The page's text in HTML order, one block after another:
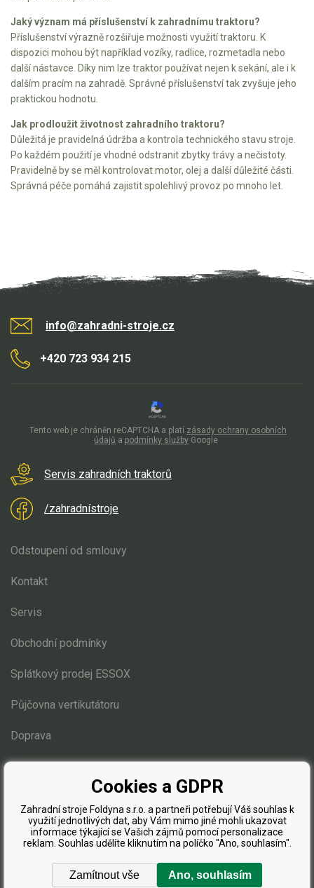
Náhradní díly pro motorové pily
Zahradní traktory
Řetězové pily
Náhradní díly pro křovinořezy
Jaký význam má příslušenství k zahradnímu traktoru?
Příslušenství výrazně rozšiřuje možnosti využití traktoru. K
dispozici mohou být například vozíky, radlice, rozmetadla nebo
další nástavce. Díky nim lze traktor používat nejen k sekání, ale i k
dalším pracím na zahradě. Správné příslušenství tak zvyšuje jeho
praktickou hodnotu.
Jak prodloužit životnost zahradního traktoru?
Důležitá je pravidelná údržba a kontrola technického stavu stroje.
Po každém použití je vhodné odstranit zbytky trávy a nečistoty.
Pravidelně by se měl kontrolovat motor, olej a další důležité části.
Správná péče pomáhá zajistit spolehlivý provoz po mnoho let.
info@zahradni-stroje.cz
+420 723 934 215
Servis zahradních traktorů
/zahradnístroje
Odstoupení od smlouvy
Kontakt
Servis
Obchodní podmínky
Splátkový prodej ESSOX
Půjčovna vertikutátoru
Doprava
Blog
Tento web je chráněn reCAPTCHA a platí zásady ochrany osobních
údajů a podmínky služby Google
Cookies a GDPR
Zahradní stroje Foldyna s.r.o. a partneři potřebují Váš souhlas k
využití jednotlivých dat, aby Vám mimo jiné mohli ukazovat
informace týkající se Vašich zájmů pomocí personalizace
reklam. Souhlas udělíte kliknutím na políčko "Ano, souhlasím".
Zamítnout vše Ano, souhlasím